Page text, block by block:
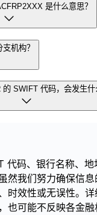
是什么意思？
机构？
SWIFT 代码，会发生什
代码、银行名称、地
然我们努力确保信
时效性或无误性。
也可能不反映各金